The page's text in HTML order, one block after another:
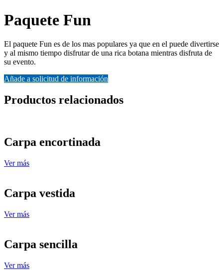
Paquete Fun
El paquete Fun es de los mas populares ya que en el puede divertirse
y al mismo tiempo disfrutar de una rica botana mientras disfruta de
su evento.
Añade a solicitud de información
Productos relacionados
Carpa encortinada
Ver más
Carpa vestida
Ver más
Carpa sencilla
Ver más